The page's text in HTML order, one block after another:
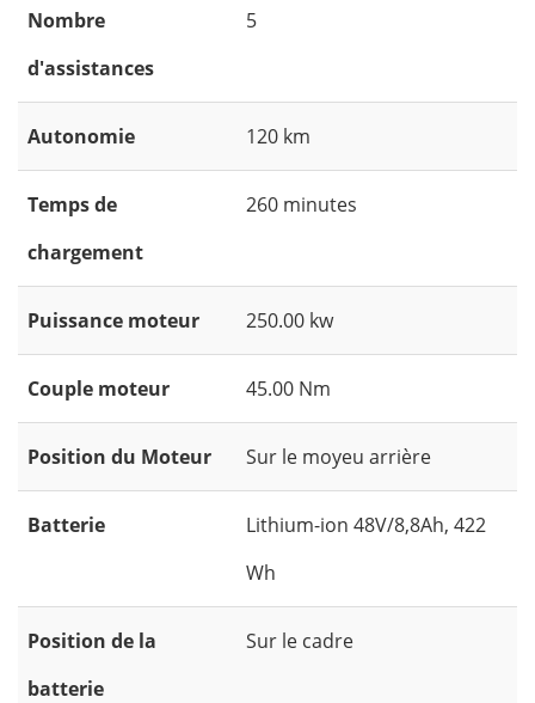
Nombre
d'assistances
5
Autonomie 120 km
Temps de
chargement
260 minutes
Puissance moteur 250.00 kw
Couple moteur 45.00 Nm
Position du Moteur Sur le moyeu arrière
Batterie
Lithium-ion 48V/8,8Ah, 422
Wh
Position de la
batterie
Sur le cadre